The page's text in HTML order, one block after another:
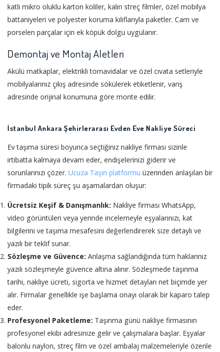
katlı mikro oluklu karton koliler, kalın streç filmler, özel mobilya
battaniyeleri ve polyester koruma kılıflarıyla paketler. Cam ve
porselen parçalar için ek köpük dolgu uygulanır.
Demontaj ve Montaj Aletleri
Akülü matkaplar, elektrikli tornavidalar ve özel cıvata setleriyle
mobilyalarınız çıkış adresinde sökülerek etiketlenir, varış
adresinde orijinal konumuna göre monte edilir.
İstanbul Ankara Şehirlerarası Evden Eve Nakliye Süreci
Ev taşıma süresi boyunca seçtiğiniz nakliye firması sizinle
irtibatta kalmaya devam eder, endişelerinizi giderir ve
sorunlarınızı çözer. Ucuza Taşın platformu üzerinden anlaşılan bir
firmadaki tipik süreç şu aşamalardan oluşur:
Ücretsiz Keşif & Danışmanlık: Nakliye firması WhatsApp,
video görüntüleri veya yerinde incelemeyle eşyalarınızı, kat
bilgilerini ve taşıma mesafesini değerlendirerek size detaylı ve
yazılı bir teklif sunar.
Sözleşme ve Güvence: Anlaşma sağlandığında tüm haklarınız
yazılı sözleşmeyle güvence altına alınır. Sözleşmede taşınma
tarihi, nakliye ücreti, sigorta ve hizmet detayları net biçimde yer
alır. Firmalar genellikle işe başlama onayı olarak bir kaparo talep
eder.
Profesyonel Paketleme: Taşınma günü nakliye firmasının
profesyonel ekibi adresinize gelir ve çalışmalara başlar. Eşyalar
balonlu naylon, streç film ve özel ambalaj malzemeleriyle özenle